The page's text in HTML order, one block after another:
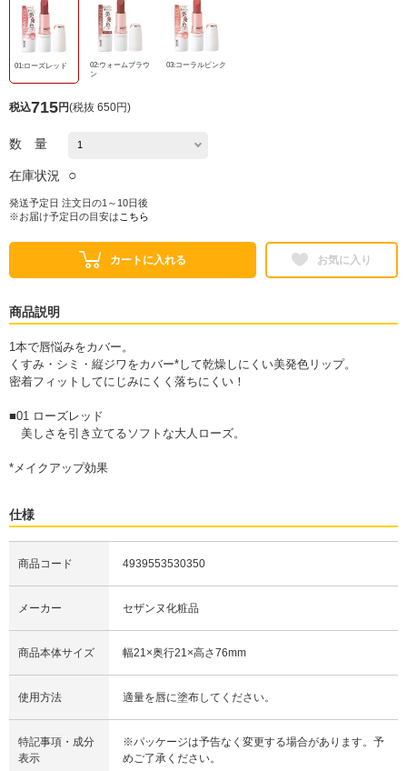
01:ローズレッド
02:ウォームブラウ
ン
03:コーラルピンク
税込715円(税抜 650円)
数 量
在庫状況 ○
発送予定日 注文日の1～10日後
※お届け予定日の目安は こちら
カートに入れる お気に入り
商品説明
1本で唇悩みをカバー。
くすみ・シミ・縦ジワをカバー*して乾燥しにくい美発色リップ。
密着フィットしてにじみにくく落ちにくい！
■01 ローズレッド
美しさを引き立てるソフトな大人ローズ。
*メイクアップ効果
仕様
商品コード 4939553530350
メーカー セザンヌ化粧品
商品本体サイズ 幅21×奥行21×高さ76mm
使用方法 適量を唇に塗布してください。
特記事項・成分
表示
※パッケージは予告なく変更する場合があります。予
めご了承ください。